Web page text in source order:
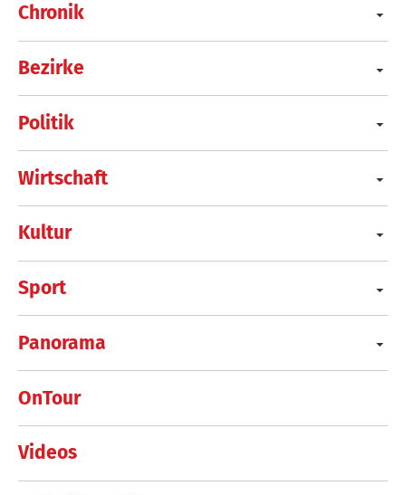
Chronik
Bezirke
Politik
Wirtschaft
Kultur
Sport
Panorama
OnTour
Videos